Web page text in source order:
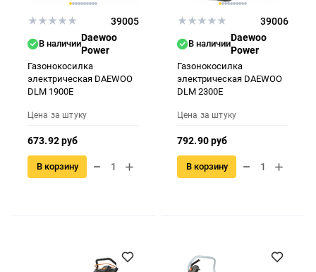
39005
В наличии
Daewoo
Power
Газонокосилка
электрическая DAEWOO
DLM 1900E
Цена за штуку
673.92 руб
В корзину
39006
В наличии
Daewoo
Power
Газонокосилка
электрическая DAEWOO
DLM 2300E
Цена за штуку
792.90 руб
В корзину